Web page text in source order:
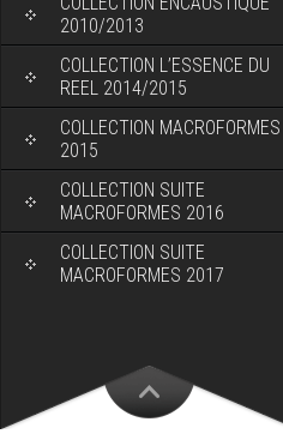
2010/2013
COLLECTION L’ESSENCE DU
REEL 2014/2015
COLLECTION MACROFORMES
2015
COLLECTION SUITE
MACROFORMES 2016
COLLECTION SUITE
MACROFORMES 2017